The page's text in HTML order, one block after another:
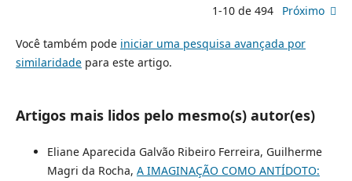
1-10 de 494 Próximo
Você também pode iniciar uma pesquisa avançada por
similaridadepara este artigo.
Artigos mais lidos pelo mesmo(s) autor(es)
Eliane Aparecida Galvão Ribeiro Ferreira, Guilherme
Magri da Rocha, A IMAGINAÇÃO COMO ANTÍDOTO: